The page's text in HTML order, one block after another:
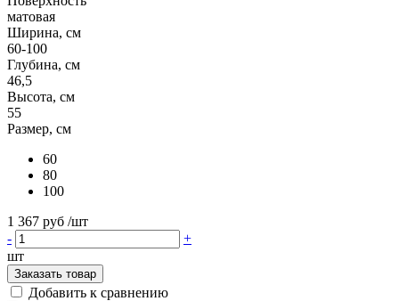
матовая
Ширина, см
60-100
Глубина, см
46,5
Высота, см
55
Размер, см
60
80
100
1 367 руб /шт
-
+
шт
Заказать товар
Добавить к сравнению